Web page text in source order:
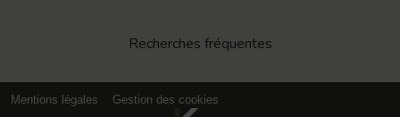
Recherches fréquentes
Mentions légales Gestion des cookies